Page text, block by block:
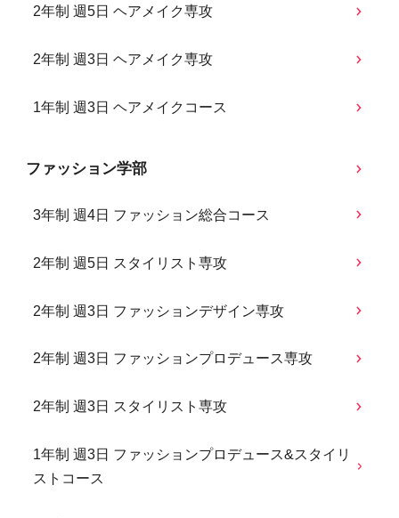
2年制 週5日 ヘアメイク専攻
2年制 週3日 ヘアメイク専攻
1年制 週3日 ヘアメイクコース
ファッション学部
3年制 週4日 ファッション総合コース
2年制 週5日 スタイリスト専攻
2年制 週3日 ファッションデザイン専攻
2年制 週3日 ファッションプロデュース専攻
2年制 週3日 スタイリスト専攻
1年制 週3日 ファッションプロデュース&スタイリ
ストコース